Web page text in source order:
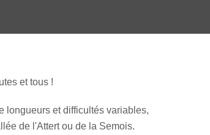
et tous !
longueurs et difficultés variables,
de l'Attert ou de la Semois.